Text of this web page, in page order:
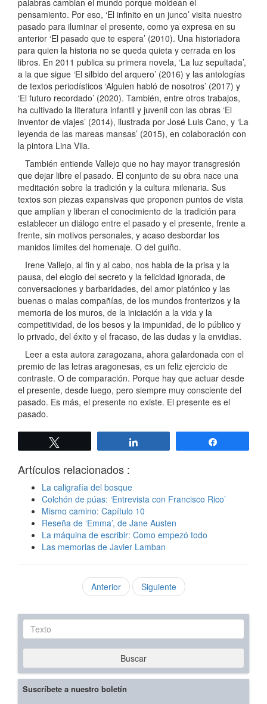
palabras cambian el mundo porque moldean el
pensamiento. Por eso, ‘El infinito en un junco’ visita nuestro
pasado para iluminar el presente, como ya expresa en su
anterior ‘El pasado que te espera’ (2010). Una historiadora
para quien la historia no se queda quieta y cerrada en los
libros. En 2011 publica su primera novela, ‘La luz sepultada’,
a la que sigue ‘El silbido del arquero’ (2016) y las antologías
de textos periodísticos ‘Alguien habló de nosotros’ (2017) y
‘El futuro recordado’ (2020). También, entre otros trabajos,
ha cultivado la literatura infantil y juvenil con las obras ‘El
inventor de viajes’ (2014), ilustrada por José Luis Cano, y ‘La
leyenda de las mareas mansas’ (2015), en colaboración con
la pintora Lina Vila.
También entiende Vallejo que no hay mayor transgresión
que dejar libre el pasado. El conjunto de su obra nace una
meditación sobre la tradición y la cultura milenaria. Sus
textos son piezas expansivas que proponen puntos de vista
que amplían y liberan el conocimiento de la tradición para
establecer un diálogo entre el pasado y el presente, frente a
frente, sin motivos personales, y acaso desbordar los
manidos límites del homenaje. O del guiño.
Irene Vallejo, al fin y al cabo, nos habla de la prisa y la
pausa, del elogio del secreto y la felicidad ignorada, de
conversaciones y barbaridades, del amor platónico y las
buenas o malas compañías, de los mundos fronterizos y la
memoria de los muros, de la iniciación a la vida y la
competitividad, de los besos y la impunidad, de lo público y
lo privado, del éxito y el fracaso, de las dudas y la envidias.
Leer a esta autora zaragozana, ahora galardonada con el
premio de las letras aragonesas, es un feliz ejercicio de
contraste. O de comparación. Porque hay que actuar desde
el presente, desde luego, pero siempre muy consciente del
pasado. Es más, el presente no existe. El presente es el
pasado.
Artículos relacionados :
La caligrafía del bosque
Colchón de púas: ‘Entrevista con Francisco Rico’
Mismo camino: Capítulo 10
Reseña de ‘Emma’, de Jane Austen
La máquina de escribir: Como empezó todo
Las memorias de Javier Lamban
Anterior Siguiente
Texto
Buscar
Suscríbete a nuestro boletín